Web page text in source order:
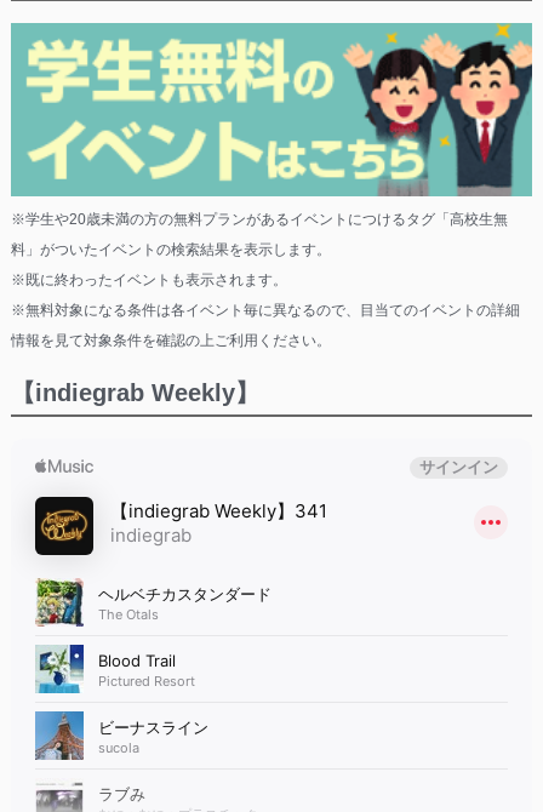
※学生や20歳未満の方の無料プランがあるイベントにつけるタグ「高校生無
料」がついたイベントの検索結果を表示します。
※既に終わったイベントも表示されます。
※無料対象になる条件は各イベント毎に異なるので、目当てのイベントの詳細
情報を見て対象条件を確認の上ご利用ください。
【indiegrab Weekly】